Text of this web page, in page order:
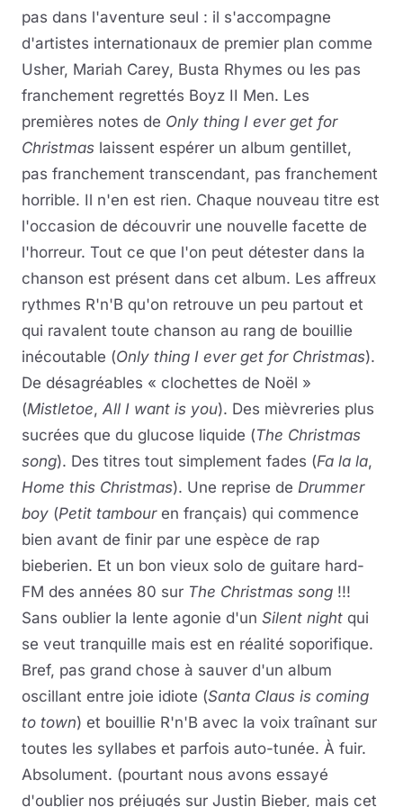
pas dans l'aventure seul : il s'accompagne
d'artistes internationaux de premier plan comme
Usher, Mariah Carey, Busta Rhymes ou les pas
franchement regrettés Boyz II Men. Les
premières notes de Only thing I ever get for
Christmas laissent espérer un album gentillet,
pas franchement transcendant, pas franchement
horrible. Il n'en est rien. Chaque nouveau titre est
l'occasion de découvrir une nouvelle facette de
l'horreur. Tout ce que l'on peut détester dans la
chanson est présent dans cet album. Les affreux
rythmes R'n'B qu'on retrouve un peu partout et
qui ravalent toute chanson au rang de bouillie
inécoutable (Only thing I ever get for Christmas).
De désagréables « clochettes de Noël »
(Mistletoe, All I want is you). Des mièvreries plus
sucrées que du glucose liquide (The Christmas
song). Des titres tout simplement fades (Fa la la,
Home this Christmas). Une reprise de Drummer
boy (Petit tambouren français) qui commence
bien avant de finir par une espèce de rap
bieberien. Et un bon vieux solo de guitare hard-
FM des années 80 sur The Christmas song !!!
Sans oublier la lente agonie d'un Silent night qui
se veut tranquille mais est en réalité soporifique.
Bref, pas grand chose à sauver d'un album
oscillant entre joie idiote (Santa Claus is coming
to town) et bouillie R'n'B avec la voix traînant sur
toutes les syllabes et parfois auto-tunée. À fuir.
Absolument. (pourtant nous avons essayé
d'oublier nos préjugés sur Justin Bieber, mais cet